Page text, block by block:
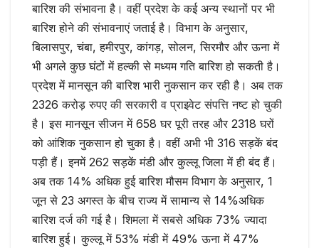
बारिश की संभावना है। वहीं प्रदेश के कई अन्य स्थानों पर भी
बारिश होने की संभावनाएं जताई है। विभाग के अनुसार,
बिलासपुर, चंबा, हमीरपुर, कांगड़, सोलन, सिरमौर और ऊना में
भी अगले कुछ घंटों में हल्की से मध्यम गति बारिश हो सकती है।
प्रदेश में मानसून की बारिश भारी नुकसान कर रही है। अब तक
2326 करोड़ रुपए की सरकारी व प्राइवेट संपत्ति नष्ट हो चुकी
है। इस मानसून सीजन में 658 घर पूरी तरह और 2318 घरों
को आंशिक नुकसान हो चुका है। वहीं अभी भी 316 सड़कें बंद
पड़ी हैं। इनमें 262 सड़कें मंडी और कुल्लू जिला में ही बंद हैं।
अब तक 14% अधिक हुई बारिश मौसम विभाग के अनुसार, 1
जून से 23 अगस्त के बीच राज्य में सामान्य से 14%अधिक
बारिश दर्ज की गई है। शिमला में सबसे अधिक 73% ज्यादा
बारिश हुई। कुल्लू में 53% मंडी में 49% ऊना में 47%